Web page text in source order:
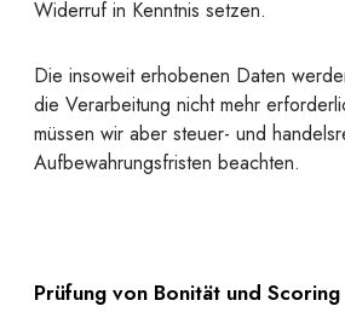
Widerruf in Kenntnis setzen.
Die insoweit erhobenen Daten
die Verarbeitung nicht mehr
müssen wir aber steuer- und
Aufbewahrungsfristen beachten.
Prüfung von Bonität und Scoring